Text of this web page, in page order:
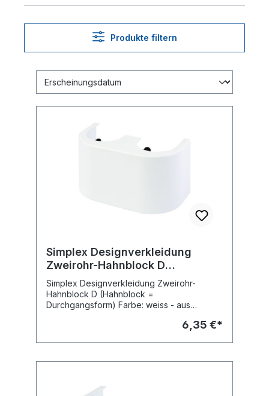
Produkte filtern
Simplex Designverkleidung
Zweirohr-Hahnblock D
(Durchgangsform) weiss,
F10093
Simplex Designverkleidung Zweirohr-
Hahnblock D (Hahnblock =
Durchgangsform) Farbe: weiss - aus
6,35 €*